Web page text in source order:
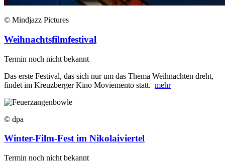
© Mindjazz Pictures
Weihnachtsfilmfestival
Termin noch nicht bekannt
Das erste Festival, das sich nur um das Thema Weihnachten dreht,
findet im Kreuzberger Kino Moviemento statt. mehr
© dpa
Winter-Film-Fest im Nikolaiviertel
Termin noch nicht bekannt